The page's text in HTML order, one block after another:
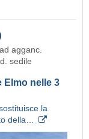
agganc.
sedile
Elmo nelle 3
la
della…